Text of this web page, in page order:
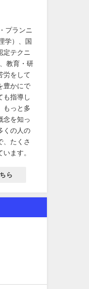
プランニ
学）、国
定テクニ
教育・研
労をして
豊かにで
も指導し
もっと多
念を知っ
くの人の
、たくさ
ます。
ら